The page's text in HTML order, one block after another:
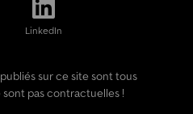
LinkedIn
sur ce site sont tous
pas contractuelles !